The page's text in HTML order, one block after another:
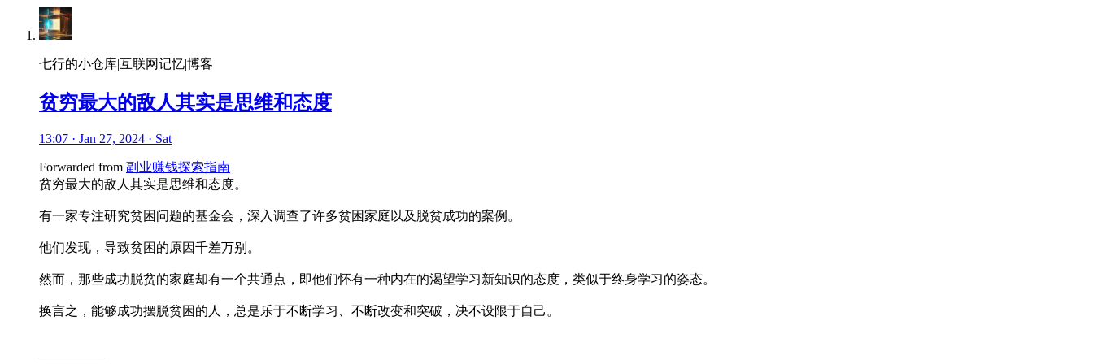
七行的小仓库|互联网记忆|博客
贫穷最大的敌人其实是思维和态度
13:07 · Jan 27, 2024 · Sat
Forwarded from 副业赚钱探索指南
贫穷最大的敌人其实是思维和态度。
有一家专注研究贫困问题的基金会，深入调查了许多贫困家庭以及脱贫成功的案例。
他们发现，导致贫困的原因千差万别。
然而，那些成功脱贫的家庭却有一个共通点，即他们怀有一种内在的渴望学习新知识的态度，类似于终身学习的姿态。
换言之，能够成功摆脱贫困的人，总是乐于不断学习、不断改变和突破，决不设限于自己。
—————